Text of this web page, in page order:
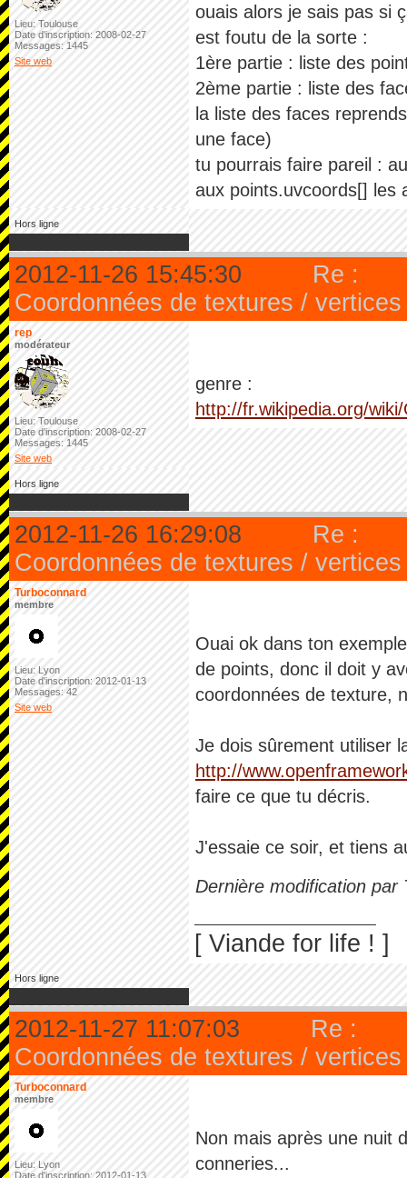
Lieu: Toulouse
Date d'inscription: 2008-02-27
Messages: 1445
Site web
ouais alors je sais pas si
est foutu de la sorte :
1ère partie : liste des
2ème partie : liste des
la liste des faces
une face)
tu pourrais faire pareil :
aux points.uvcoords[] les
Hors ligne
2012-11-26 15:45:30
Re :
Coordonnées de textures /
rep
modérateur
Lieu: Toulouse
Date d'inscription: 2008-02-27
Messages: 1445
Site web
genre :
http://fr.wikipedia.org/
Hors ligne
2012-11-26 16:29:08
Re :
Coordonnées de textures /
Turboconnard
membre
Lieu: Lyon
Date d'inscription: 2012-01-13
Messages: 42
Site web
Ouai ok dans ton
de points, donc il doit y
coordonnées de texture,
Je dois sûrement utiliser
http://
faire ce que tu décris.
J'essaie ce soir, et tiens
Dernière modification par
[ Viande for life ! ]
Hors ligne
2012-11-27 11:07:03
Re :
Coordonnées de textures /
Turboconnard
membre
Lieu: Lyon
Date d'inscription: 2012-01-13
Non mais après une nuit
conneries...